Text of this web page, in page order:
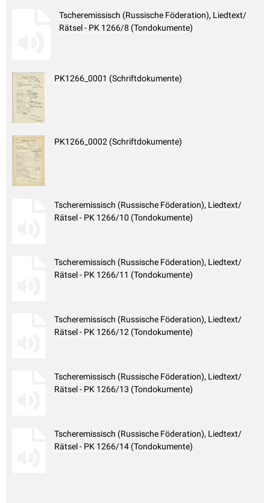
Tscheremissisch (Russische Föderation), Liedtext/
Rätsel - PK 1266/8 (Tondokumente)
PK1266_0001 (Schriftdokumente)
PK1266_0002 (Schriftdokumente)
Tscheremissisch (Russische Föderation), Liedtext/
Rätsel - PK 1266/10 (Tondokumente)
Tscheremissisch (Russische Föderation), Liedtext/
Rätsel - PK 1266/11 (Tondokumente)
Tscheremissisch (Russische Föderation), Liedtext/
Rätsel - PK 1266/12 (Tondokumente)
Tscheremissisch (Russische Föderation), Liedtext/
Rätsel - PK 1266/13 (Tondokumente)
Tscheremissisch (Russische Föderation), Liedtext/
Rätsel - PK 1266/14 (Tondokumente)